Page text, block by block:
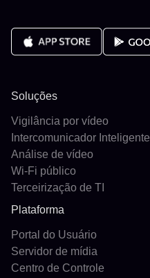
Soluções
Vigilância por vídeo
Intercomunicador Inteligente
Análise de vídeo
Wi-Fi público
Terceirização de TI
Plataforma
Portal do Usuário
Servidor de mídia
Centro de Controle